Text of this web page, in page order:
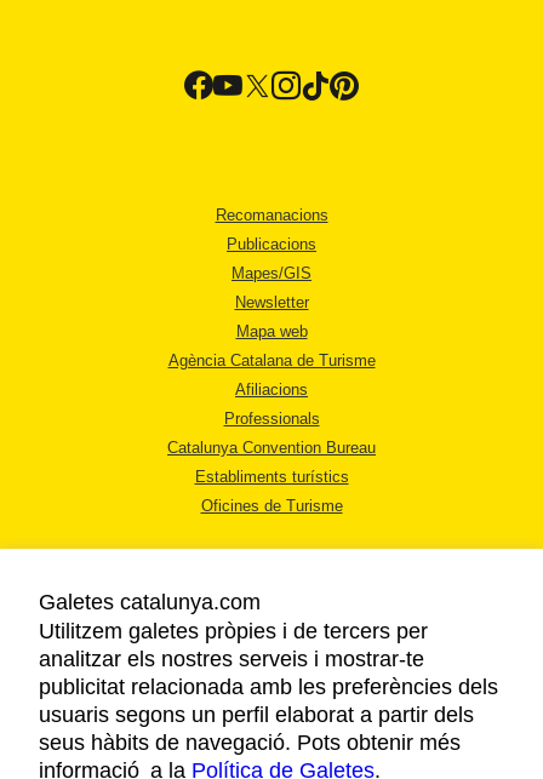
Recomanacions
Publicacions
Mapes/GIS
Newsletter
Mapa web
Agència Catalana de Turisme
Afiliacions
Professionals
Catalunya Convention Bureau
Establiments turístics
Oficines de Turisme
AVÍS LEGAL
POLÍTICA DE PRIVACITAT
COOKIES
ACCESSIBILITAT
Galetes catalunya.com
Utilitzem galetes pròpies i de tercers per
analitzar els nostres serveis i mostrar-te
publicitat relacionada amb les preferències dels
usuaris segons un perfil elaborat a partir dels
seus hàbits de navegació. Pots obtenir més
informació a la Política de Galetes.